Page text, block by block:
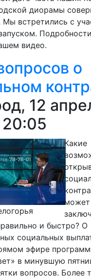
диорамы
Мы встретились с
видео.
о
12
20:05
Какие
может
и быстро? О
социальных
эфире
в минувшую
вопросов. Более